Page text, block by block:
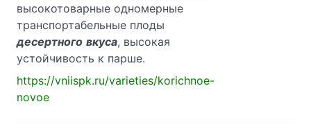
высокотоварные одномерные
транспортабельные плоды
десертного вкуса, высокая
устойчивость к парше.
https://vniispk.ru/varieties/korichnoe-
novoe